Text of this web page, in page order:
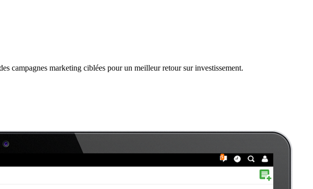
campagnes marketing ciblées pour un meilleur retour sur investissement.